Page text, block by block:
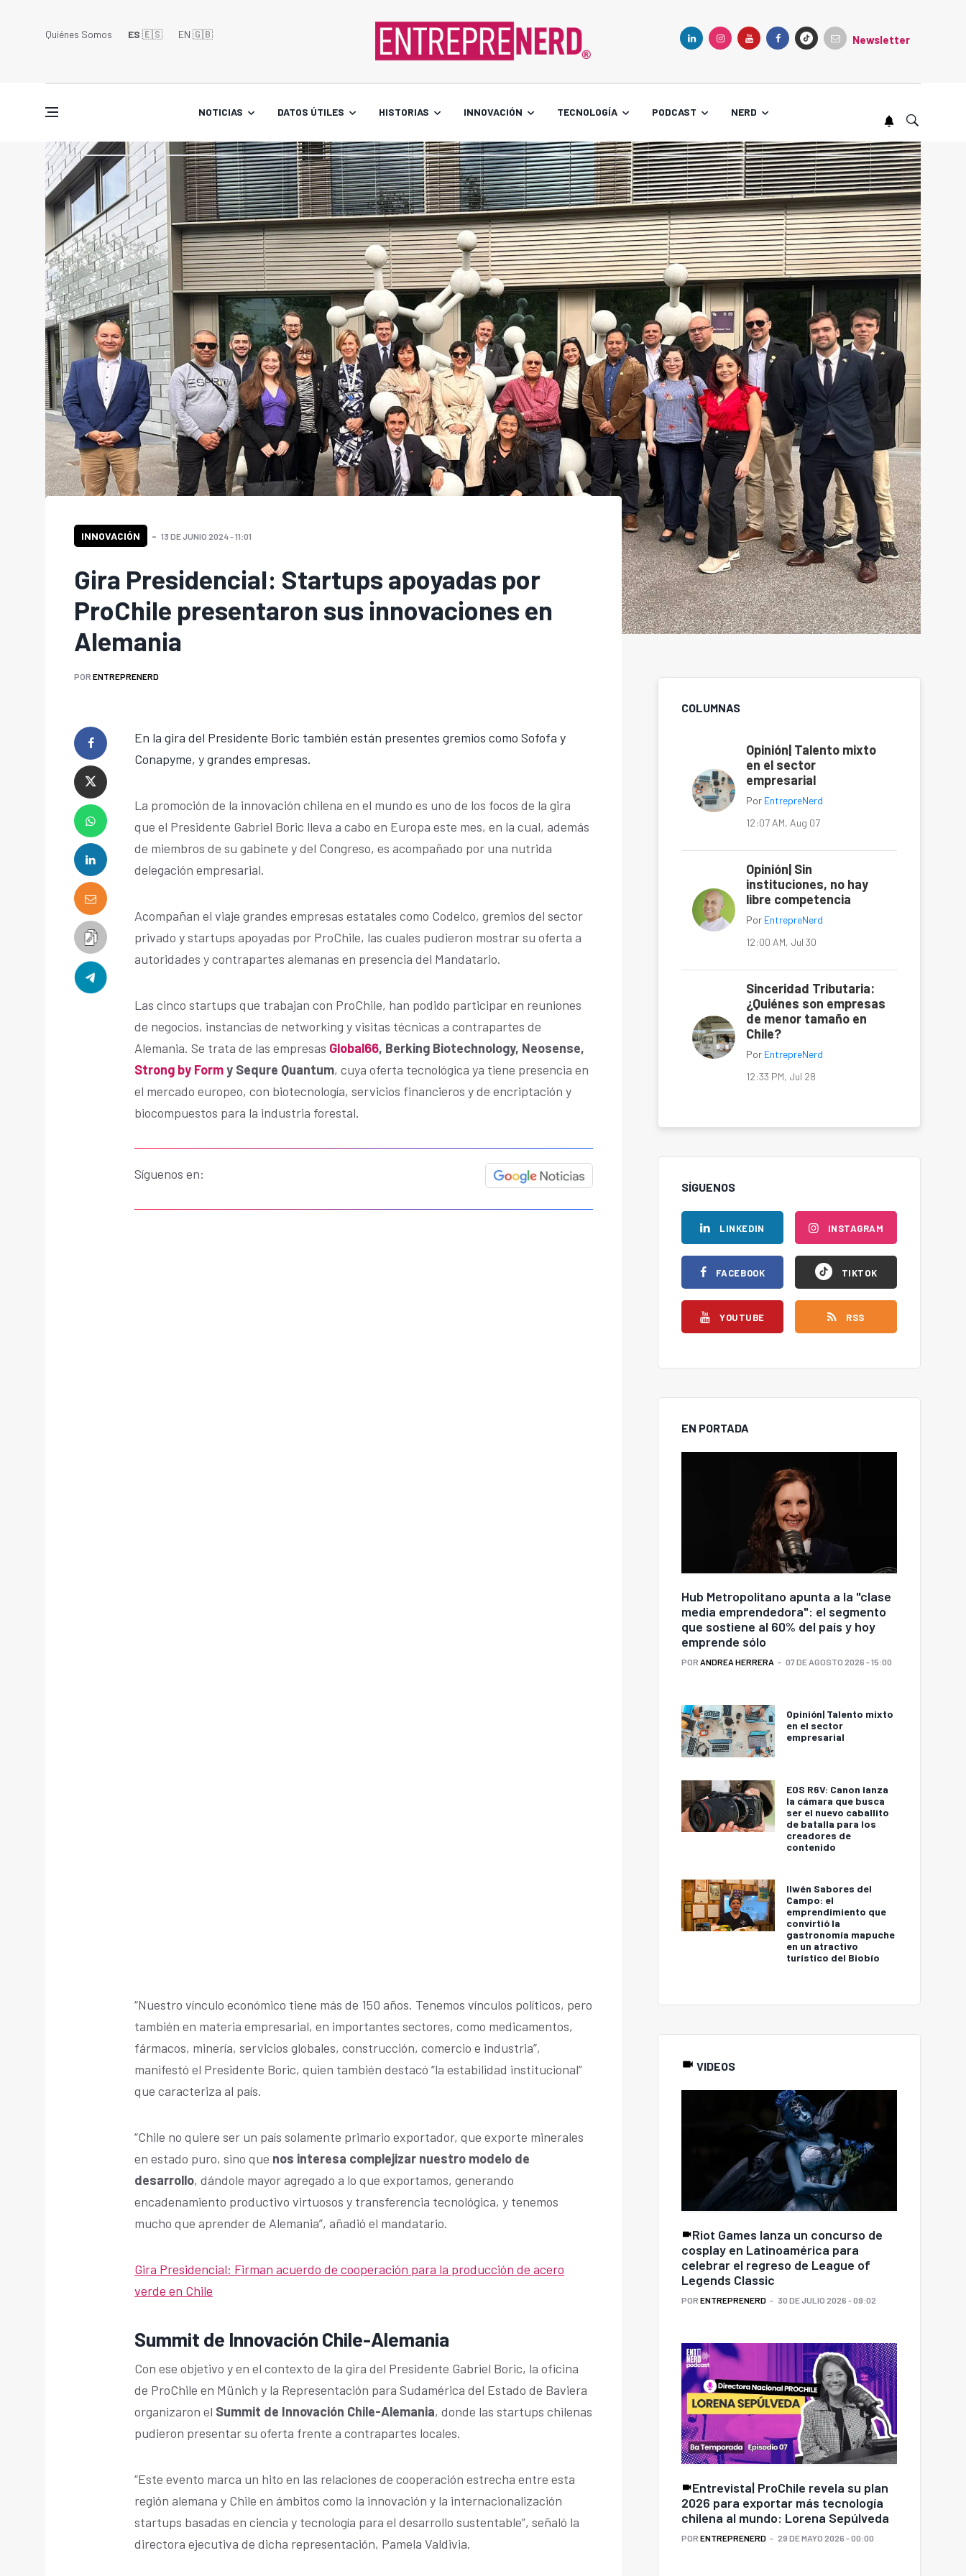
Quiénes Somos ES 🇪🇸 EN 🇬🇧󠁢󠁥󠁮󠁧󠁿 Newsletter
NOTICIAS DATOS ÚTILES HISTORIAS INNOVACIÓN TECNOLOGÍA PODCAST NERD
INNOVACIÓN 13 DE JUNIO 2024 - 11:01
Gira Presidencial: Startups apoyadas por
ProChile presentaron sus innovaciones en
Alemania
POR ENTREPRENERD
En la gira del Presidente Boric también están presentes gremios como Sofofa y
Conapyme, y grandes empresas.
La promoción de la innovación chilena en el mundo es uno de los focos de la gira
que el Presidente Gabriel Boric lleva a cabo en Europa este mes, en la cual, además
de miembros de su gabinete y del Congreso, es acompañado por una nutrida
delegación empresarial.
Acompañan el viaje grandes empresas estatales como Codelco, gremios del sector
privado y startups apoyadas por ProChile, las cuales pudieron mostrar su oferta a
autoridades y contrapartes alemanas en presencia del Mandatario.
Las cinco startups que trabajan con ProChile, han podido participar en reuniones
de negocios, instancias de networking y visitas técnicas a contrapartes de
Alemania. Se trata de las empresas Global66, Berking Biotechnology, Neosense,
Strong by Formy Sequre Quantum, cuya oferta tecnológica ya tiene presencia en
el mercado europeo, con biotecnología, servicios financieros y de encriptación y
biocompuestos para la industria forestal.
Síguenos en:
“Nuestro vínculo económico tiene más de 150 años. Tenemos vínculos políticos, pero
también en materia empresarial, en importantes sectores, como medicamentos,
fármacos, minería, servicios globales, construcción, comercio e industria”,
manifestó el Presidente Boric, quien también destacó “la estabilidad institucional”
que caracteriza al país.
“Chile no quiere ser un país solamente primario exportador, que exporte minerales
en estado puro, sino que nos interesa complejizar nuestro modelo de
desarrollo, dándole mayor agregado a lo que exportamos, generando
encadenamiento productivo virtuosos y transferencia tecnológica, y tenemos
mucho que aprender de Alemania”, añadió el mandatario.
Gira Presidencial: Firman acuerdo de cooperación para la producción de acero
verde en Chile
Summit de Innovación Chile-Alemania
Con ese objetivo y en el contexto de la gira del Presidente Gabriel Boric, la oficina
de ProChile en Münich y la Representación para Sudamérica del Estado de Baviera
organizaron el Summit de Innovación Chile-Alemania, donde las startups chilenas
pudieron presentar su oferta frente a contrapartes locales.
“Este evento marca un hito en las relaciones de cooperación estrecha entre esta
región alemana y Chile en ámbitos como la innovación y la internacionalización
startups basadas en ciencia y tecnología para el desarrollo sustentable”, señaló la
directora ejecutiva de dicha representación, Pamela Valdivia.
COLUMNAS
Opinión| Talento mixto
en el sector
empresarial
Por EntrepreNerd
12:07 AM, Aug 07
Opinión| Sin
instituciones, no hay
libre competencia
Por EntrepreNerd
12:00 AM, Jul 30
Sinceridad Tributaria:
¿Quiénes son empresas
de menor tamaño en
Chile?
Por EntrepreNerd
12:33 PM, Jul 28
SÍGUENOS
LINKEDIN
FACEBOOK
YOUTUBE
INSTAGRAM
TIKTOK
RSS
EN PORTADA
Hub Metropolitano apunta a la "clase
media emprendedora": el segmento
que sostiene al 60% del país y hoy
emprende sólo
POR ANDREA HERRERA 07 DE AGOSTO 2026 - 15:00
Opinión| Talento mixto
en el sector
empresarial
EOS R6V: Canon lanza
la cámara que busca
ser el nuevo caballito
de batalla para los
creadores de
contenido
Ilwén Sabores del
Campo: el
emprendimiento que
convirtió la
gastronomía mapuche
en un atractivo
turístico del Biobío
VIDEOS
Riot Games lanza un concurso de
cosplay en Latinoamérica para
celebrar el regreso de League of
Legends Classic
POR ENTREPRENERD 30 DE JULIO 2026 - 09:02
Entrevista| ProChile revela su plan
2026 para exportar más tecnología
chilena al mundo: Lorena Sepúlveda
POR ENTREPRENERD 29 DE MAYO 2026 - 00:00